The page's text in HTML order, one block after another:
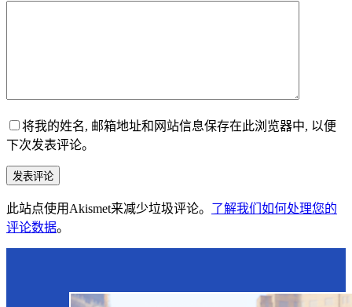
将我的姓名, 邮箱地址和网站信息保存在此浏览器中, 以便
下次发表评论。
发表评论
此站点使用Akismet来减少垃圾评论。 了解我们如何处理您的
评论数据。